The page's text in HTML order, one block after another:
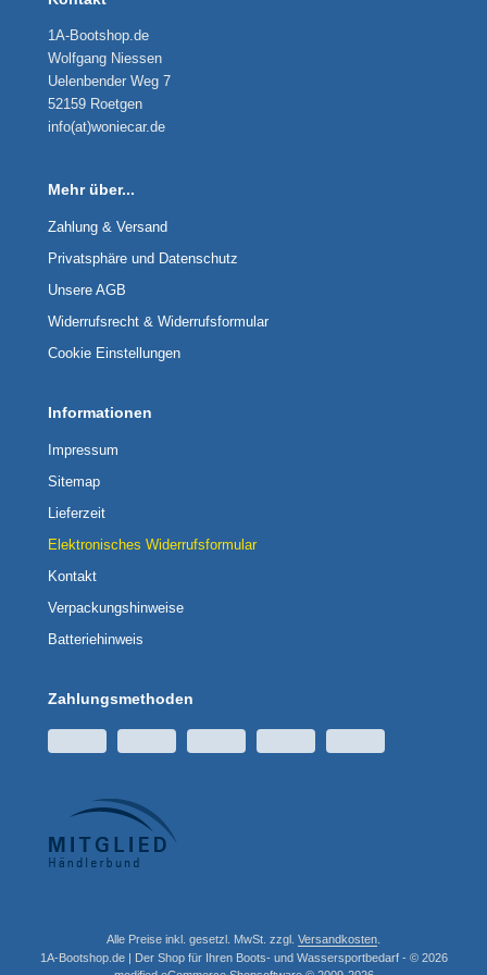
1A-Bootshop.de
Wolfgang Niessen
Uelenbender Weg 7
52159 Roetgen
info(at)woniecar.de
Mehr über...
Zahlung & Versand
Privatsphäre und Datenschutz
Unsere AGB
Widerrufsrecht & Widerrufsformular
Cookie Einstellungen
Informationen
Impressum
Sitemap
Lieferzeit
Elektronisches Widerrufsformular
Kontakt
Verpackungshinweise
Batteriehinweis
Zahlungsmethoden
Alle Preise inkl. gesetzl. MwSt. zzgl. Versandkosten
1A-Bootshop.de | Der Shop für Ihren Boots- und Wassersportbedarf - © 2026